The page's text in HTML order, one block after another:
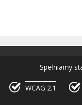
Spełniamy
WCAG 2.1